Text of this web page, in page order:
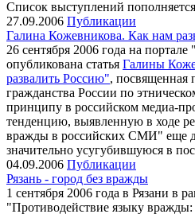
Список выступлений
27.09.2006 Публикации
Галина Кожевникова. Как нам
26 сентября 2006 года на
опубликована статья Галины
развалить Россию", посвященная
гражданства России по
принципу в российском медиа-
тенденцию, выявленную в ходе
вражды в российских СМИ" еще
значительно усугубившуюся в
04.09.2006 Публикации
Рязань - город без вражды
1 сентября 2006 года в Рязани в
"Противодействие языку